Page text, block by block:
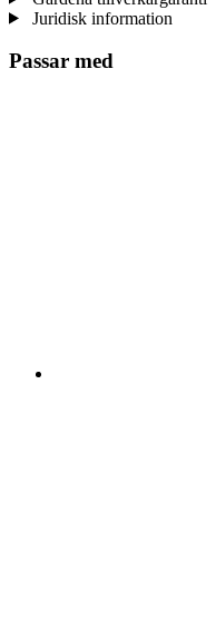
Juridisk information
Passar med